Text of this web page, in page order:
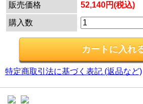
販売価格
52,140円(税込)
購入数
特定商取引法に基づく表記 (返品など)